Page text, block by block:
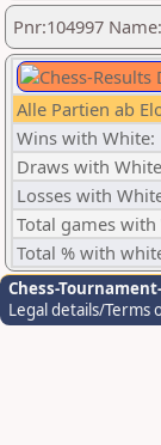
Pnr:104997
Alle Partien ab
Wins with White:
Draws with
Losses with
Total games with
Total % with
Chess-
Legal details/Terms